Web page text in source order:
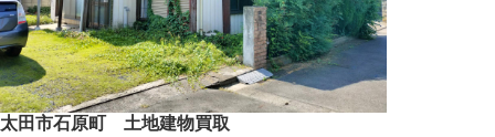
太田市石原町 土地建物買取